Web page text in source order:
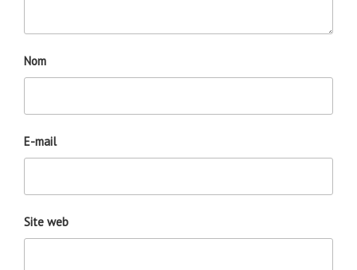
Nom
E-mail
Site web